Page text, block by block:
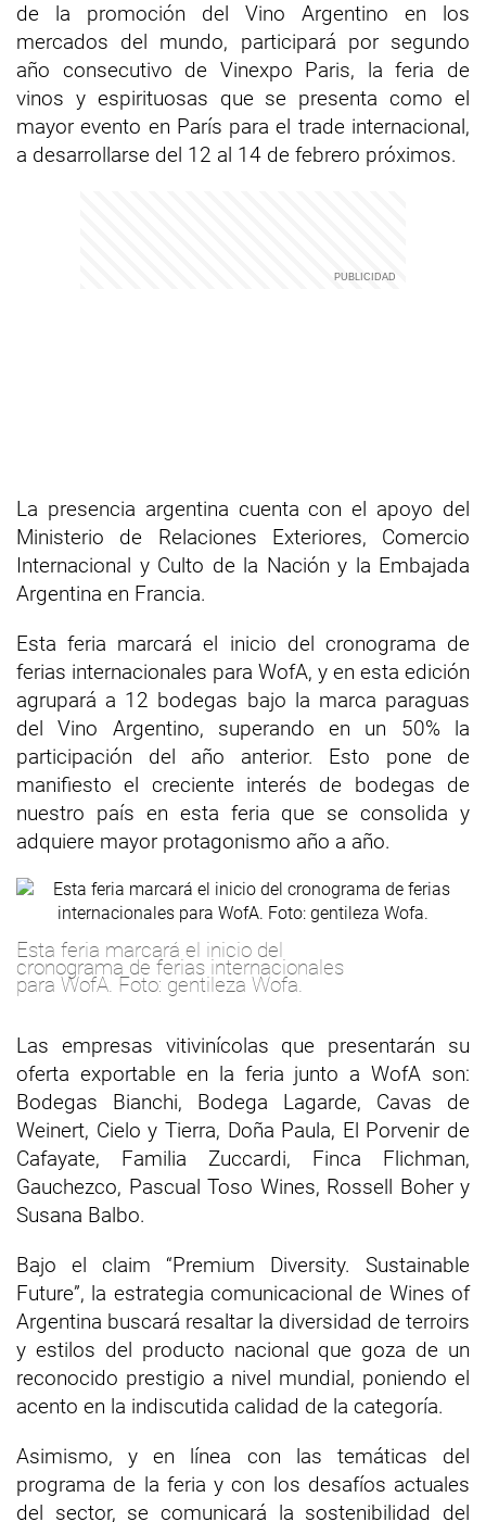
de la promoción del Vino Argentino en los
mercados del mundo, participará por segundo
año consecutivo de Vinexpo Paris, la feria de
vinos y espirituosas que se presenta como el
mayor evento en París para el trade internacional,
a desarrollarse del 12 al 14 de febrero próximos.
La presencia argentina cuenta con el apoyo del
Ministerio de Relaciones Exteriores, Comercio
Internacional y Culto de la Nación y la Embajada
Argentina en Francia.
Esta feria marcará el inicio del cronograma de
ferias internacionales para WofA, y en esta edición
agrupará a 12 bodegas bajo la marca paraguas
del Vino Argentino, superando en un 50% la
participación del año anterior. Esto pone de
manifiesto el creciente interés de bodegas de
nuestro país en esta feria que se consolida y
adquiere mayor protagonismo año a año.
Esta feria marcará el inicio del
cronograma de ferias internacionales
para WofA. Foto: gentileza Wofa.
Las empresas vitivinícolas que presentarán su
oferta exportable en la feria junto a WofA son:
Bodegas Bianchi, Bodega Lagarde, Cavas de
Weinert, Cielo y Tierra, Doña Paula, El Porvenir de
Cafayate, Familia Zuccardi, Finca Flichman,
Gauchezco, Pascual Toso Wines, Rossell Boher y
Susana Balbo.
Bajo el claim “Premium Diversity. Sustainable
Future”, la estrategia comunicacional de Wines of
Argentina buscará resaltar la diversidad de terroirs
y estilos del producto nacional que goza de un
reconocido prestigio a nivel mundial, poniendo el
acento en la indiscutida calidad de la categoría.
Asimismo, y en línea con las temáticas del
programa de la feria y con los desafíos actuales
del sector, se comunicará la sostenibilidad del